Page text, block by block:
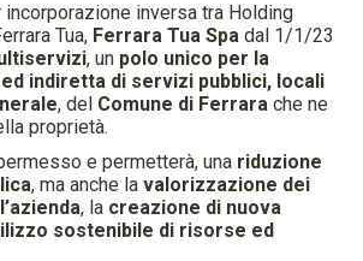
inversa tra Holding
Tua, Ferrara Tua Spa dal 1/1/23
, un polo unico per la
indiretta di servizi pubblici, locali
, del Comune di Ferrara che ne
proprietà.
e permetterà, una riduzione
, ma anche la valorizzazione dei
, la creazione di nuova
sostenibile di risorse ed